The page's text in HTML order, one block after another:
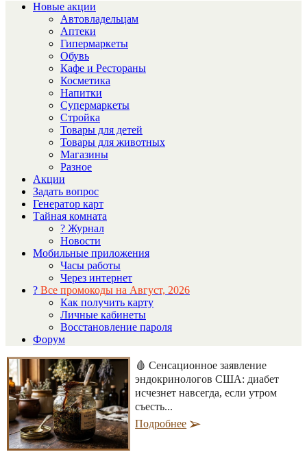
Новые акции
Автовладельцам
Аптеки
Гипермаркеты
Обувь
Кафе и Рестораны
Косметика
Напитки
Супермаркеты
Стройка
Товары для детей
Товары для животных
Магазины
Разное
Акции
Задать вопрос
Генератор карт
Тайная комната
? Журнал
Новости
Мобильные приложения
Часы работы
Через интернет
? Все промокоды на Август, 2026
Как получить карту
Личные кабинеты
Восстановление пароля
Форум
🩸 Сенсационное заявление
эндокринологов США: диабет
исчезнет навсегда, если утром
съесть...
Подробнее